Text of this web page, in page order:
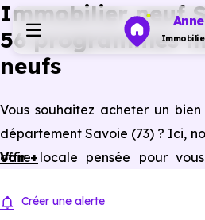
Investir
Immobilier neuf
56 programmes
neufs
Vous souhaitez acheter un
département Savoie (73) ? Ici,
offre locale pensée pour
logements neufs (maisons et
Voir +
Créer une alerte